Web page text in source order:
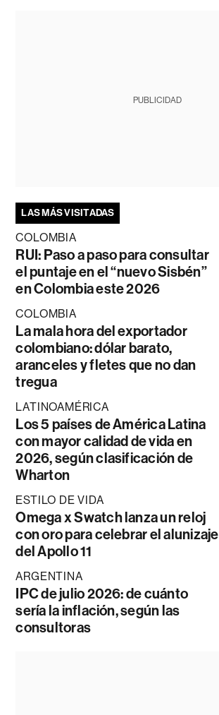
PUBLICIDAD
LAS MÁS VISITADAS
COLOMBIA
RUI: Paso a paso para consultar
el puntaje en el “nuevo Sisbén”
en Colombia este 2026
COLOMBIA
La mala hora del exportador
colombiano: dólar barato,
aranceles y fletes que no dan
tregua
LATINOAMÉRICA
Los 5 países de América Latina
con mayor calidad de vida en
2026, según clasificación de
Wharton
ESTILO DE VIDA
Omega x Swatch lanza un reloj
con oro para celebrar el alunizaje
del Apollo 11
ARGENTINA
IPC de julio 2026: de cuánto
sería la inflación, según las
consultoras